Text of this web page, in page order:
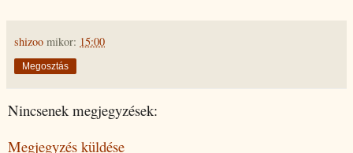
shizoo mikor: 15:00
Megosztás
Nincsenek megjegyzések:
Megjegyzés küldése